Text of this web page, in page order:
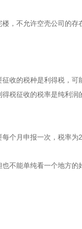
不允许空壳公司的存
的税种是利得税，可
税征收的税率是纯利
月申报一次，税率为
能单纯看一个地方的